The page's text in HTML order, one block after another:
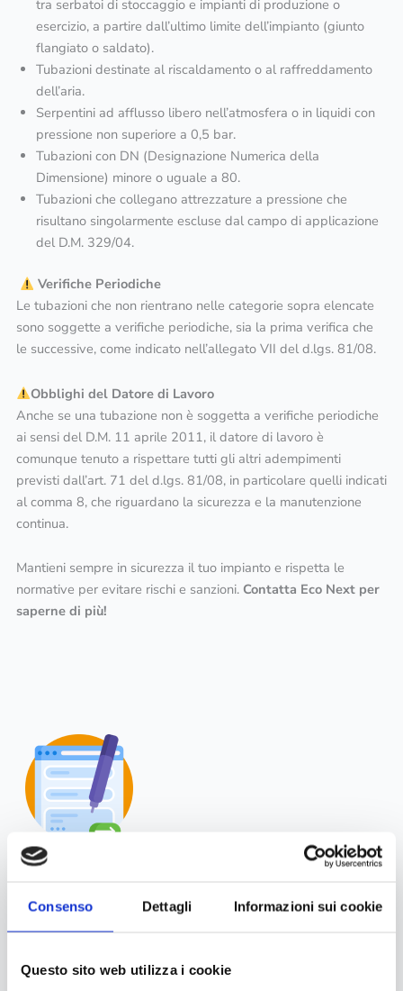
Consenso Dettagli Informazioni sui cookie
Questo sito web utilizza i cookie
tra serbatoi di stoccaggio e impianti di produzione o
esercizio, a partire dall’ultimo limite dell’impianto (giunto
flangiato o saldato).
Tubazioni destinate al riscaldamento o al raffreddamento
dell’aria.
Serpentini ad afflusso libero nell’atmosfera o in liquidi con
pressione non superiore a 0,5 bar.
Tubazioni con DN (Designazione Numerica della
Dimensione) minore o uguale a 80.
Tubazioni che collegano attrezzature a pressione che
risultano singolarmente escluse dal campo di applicazione
del D.M. 329/04.
Verifiche Periodiche
Le tubazioni che non rientrano nelle categorie sopra elencate
sono soggette a verifiche periodiche, sia la prima verifica che
le successive, come indicato nell’allegato VII del d.lgs. 81/08.
Obblighi del Datore di Lavoro
Anche se una tubazione non è soggetta a verifiche periodiche
ai sensi del D.M. 11 aprile 2011, il datore di lavoro è
comunque tenuto a rispettare tutti gli altri adempimenti
previsti dall’art. 71 del d.lgs. 81/08, in particolare quelli indicati
al comma 8, che riguardano la sicurezza e la manutenzione
continua.
Mantieni sempre in sicurezza il tuo impianto e rispetta le
normative per evitare rischi e sanzioni. Contatta Eco Next per
saperne di più!
Hai dei dubbi o ti servono dei chiarimenti?